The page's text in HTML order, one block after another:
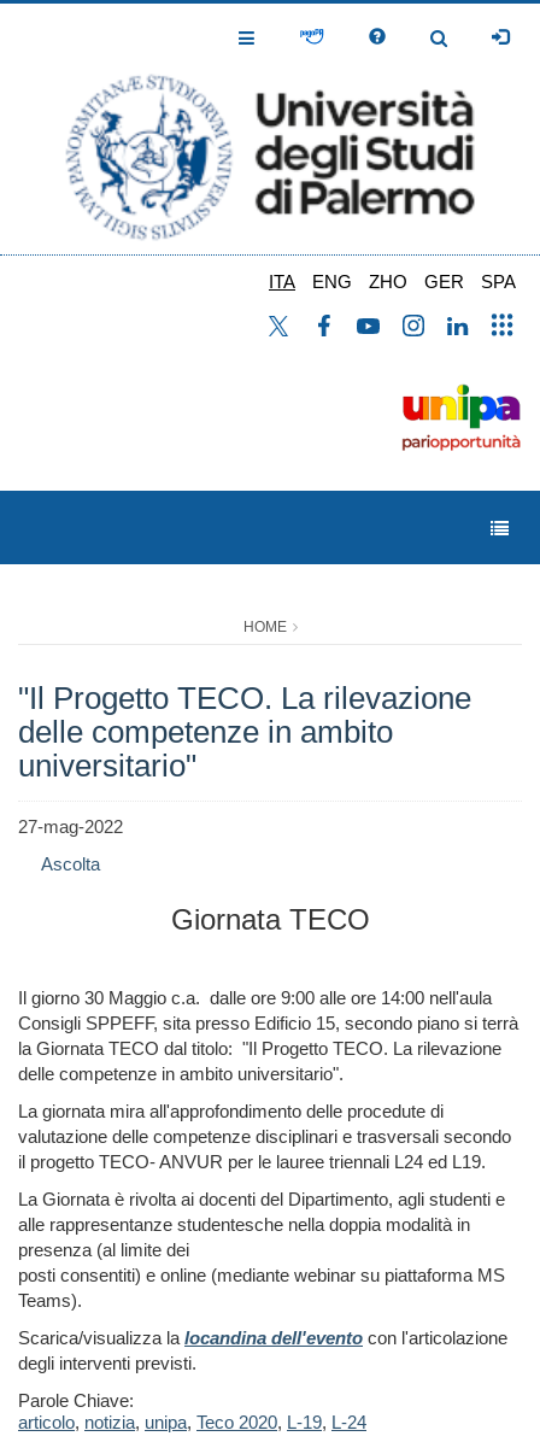
Toggle
Toggle
ITA ENG ZHO GER SPA
HOME
"Il Progetto TECO. La rilevazione
delle competenze in ambito
universitario"
27-mag-2022
Ascolta
Giornata TECO
Il giorno 30 Maggio c.a. dalle ore 9:00 alle ore 14:00 nell'aula
Consigli SPPEFF, sita presso Edificio 15, secondo piano si terrà
la Giornata TECO dal titolo: "Il Progetto TECO. La rilevazione
delle competenze in ambito universitario".
La giornata mira all'approfondimento delle procedute di
valutazione delle competenze disciplinari e trasversali secondo
il progetto TECO- ANVUR per le lauree triennali L24 ed L19.
La Giornata è rivolta ai docenti del Dipartimento, agli studenti e
alle rappresentanze studentesche nella doppia modalità in
presenza (al limite dei
posti consentiti) e online (mediante webinar su piattaforma MS
Teams).
Scarica/visualizza lalocandina dell'evento con l'articolazione
degli interventi previsti.
Parole Chiave:
articolo, notizia, unipa, Teco 2020, L-19, L-24